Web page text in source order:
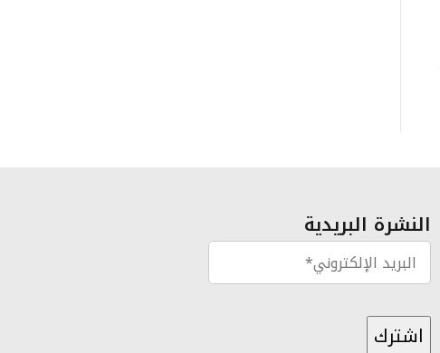
النشرة البريدية